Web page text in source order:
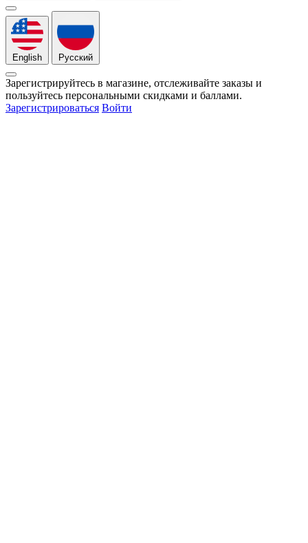
English Русский
Зарегистрируйтесь в магазине, отслеживайте заказы и
пользуйтесь персональными скидками и баллами.
Зарегистрироваться Войти